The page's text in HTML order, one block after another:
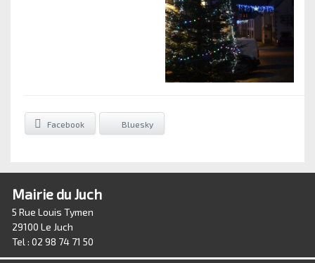
Facebook Bluesky
Mairie du Juch
5 Rue Louis Tymen
29100 Le Juch
Tel : 02 98 74 71 50